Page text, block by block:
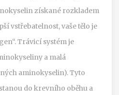
získané rozkladem
vstřebatelnost, vaše tělo je
Trávicí systém je
a malá
aminokyselin). Tyto
do krevního oběhu a